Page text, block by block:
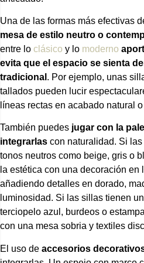
Una de las formas más efectivas
mesa de estilo neutro o
entre lo clásico y lo moderno
evita que el espacio se sienta
tradicional . Por ejemplo, unas
tallados pueden lucir
líneas rectas en acabado natural
También puedes jugar con la
integrarlas con naturalidad. Si
tonos neutros como beige, gris o
la estética con una decoración en
añadiendo detalles en dorado,
luminosidad. Si las sillas tienen
terciopelo azul, burdeos o
con una mesa sobria y textiles
El uso de accesorios